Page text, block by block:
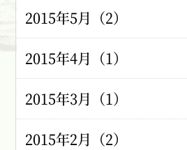
2015年5月（2）
2015年4月（1）
2015年3月（1）
2015年2月（2）